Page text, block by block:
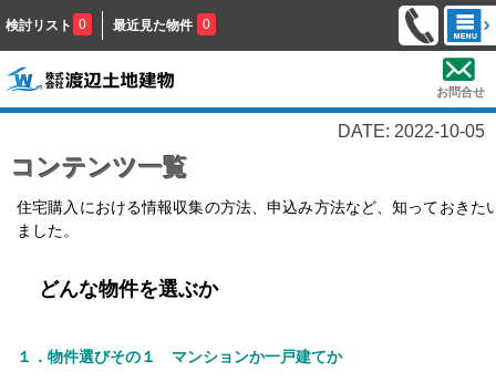
検討リスト 0 最近見た物件 0
お問合せ
DATE: 2022-10-05
コンテンツ一覧
住宅購入における情報収集の方法、申込み方法など、知っておきた
ました。
どんな物件を選ぶか
１．物件選びその１ マンションか一戸建てか